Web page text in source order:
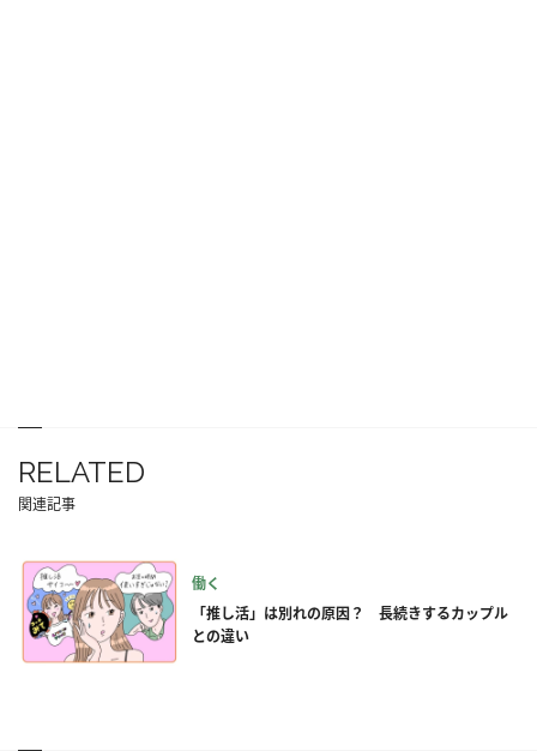
RELATED
関連記事
働く
「推し活」は別れの原因？ 長続きするカップル
との違い